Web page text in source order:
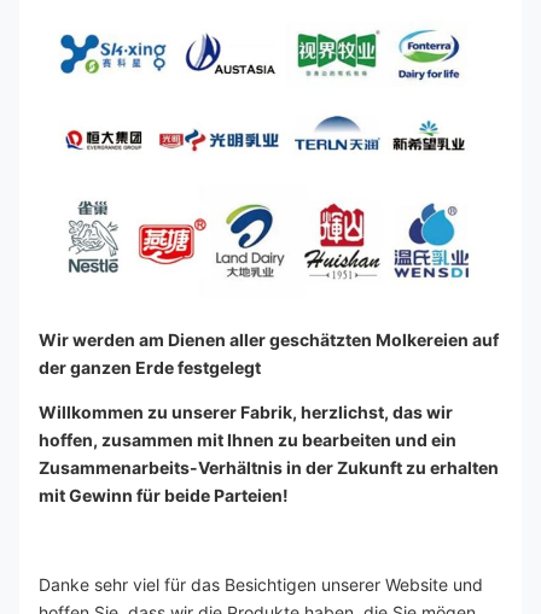
Wir werden am Dienen aller geschätzten Molkereien auf
der ganzen Erde festgelegt
Willkommen zu unserer Fabrik, herzlichst, das wir
hoffen, zusammen mit Ihnen zu bearbeiten und ein
Zusammenarbeits-Verhältnis in der Zukunft zu erhalten
mit Gewinn für beide Parteien!
Danke sehr viel für das Besichtigen unserer Website und